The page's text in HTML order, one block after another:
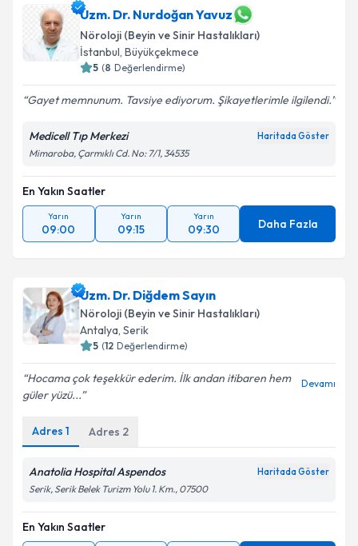
Uzm. Dr. Nurdoğan Yavuz
Nöroloji (Beyin ve Sinir Hastalıkları)
İstanbul, Büyükçekmece
5 (8 Değerlendirme)
Gayet memnunum. Tavsiye ediyorum. Şikayetlerimle ilgilendi.
Medicell Tıp Merkezi Haritada Göster
Mimaroba, Çarmıklı Cd. No: 7/1, 34535
En Yakın Saatler
Yarın
09:00
Yarın
09:15
Yarın
09:30 Daha Fazla
Uzm. Dr. Diğdem Sayın
Nöroloji (Beyin ve Sinir Hastalıkları)
Antalya, Serik
5 (12 Değerlendirme)
Hocama çok teşekkür ederim. İlk andan itibaren hem
güler yüzü...
Devamı
Adres 1 Adres 2
Anatolia Hospital Aspendos Haritada Göster
Serik, Serik Belek Turizm Yolu 1. Km., 07500
En Yakın Saatler